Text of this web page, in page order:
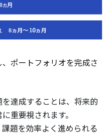
ポートフォリオを完成さ
達成することは、将来的
重要視されます。
題を効率よく進められる